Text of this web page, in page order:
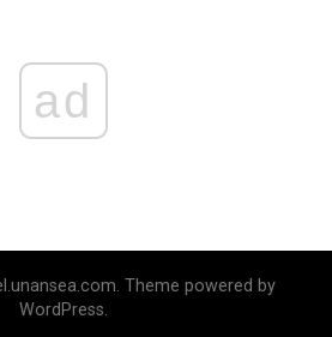
ad
Theme powered by
WordPress.